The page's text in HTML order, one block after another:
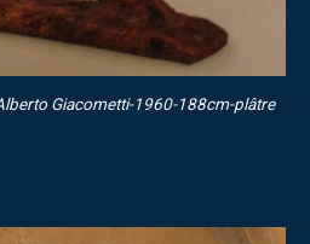
Giacometti-1960-188cm-plâtre